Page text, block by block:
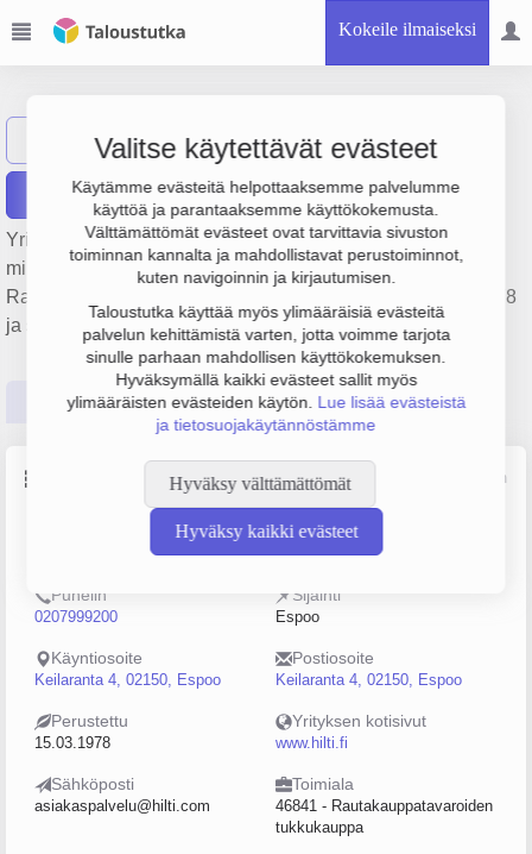
Kokeile ilmaiseksi
Valitse käytettävät evästeet
Käytämme evästeitä helpottaaksemme palvelumme
käyttöä ja parantaaksemme käyttökokemusta.
Välttämättömät evästeet ovat tarvittavia sivuston
toiminnan kannalta ja mahdollistavat perustoiminnot,
kuten navigoinnin ja kirjautumisen.
Taloustutka käyttää myös ylimääräisiä evästeitä
palvelun kehittämistä varten, jotta voimme tarjota
sinulle parhaan mahdollisen käyttökokemuksen.
Hyväksymällä kaikki evästeet sallit myös
ylimääräisten evästeiden käytön. Lue lisää evästeistä
ja tietosuojakäytännöstämme
Hyväksy välttämättömät
Hyväksy kaikki evästeet
Näytä haku Hilti (Suomi) Oy
Raportit
Yrityksen Hilti (Suomi) Oy liikevaihto on 54 milj. €, tulos 1.9
milj. € ja henkilöstömäärä 229. Sen päätoimiala on
Rautakauppatavaroiden tukkukauppa, perustamisvuosi 1978
ja sijainti Espoo. Yrityksen yhtiömuoto Osakeyhtiö (OY).
Perustiedot Tilinpäätösluvut Päättäjätiedot
Lähde: YTJ, PRH, Traficom
Henkilöstömäärä
100–249
Puhelin
0207999200
Sijainti
Espoo
Käyntiosoite
Keilaranta 4, 02150, Espoo
Postiosoite
Keilaranta 4, 02150, Espoo
Perustettu
15.03.1978
Yrityksen kotisivut
www.hilti.fi
Sähköposti
asiakaspalvelu@hilti.com
Toimiala
46841 - Rautakauppatavaroiden
tukkukauppa